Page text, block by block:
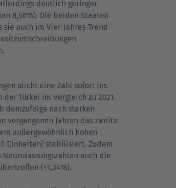
deutlich geringer
8,56%). Die beiden Staaten
auch im Vier-Jahres-Trend
sticht eine Zahl sofort ins
der Türkei im Vergleich zu 2021.
demzufolge nach starken
vergangenen Jahren das zweite
außergewöhnlich hohen
Einheiten) stabilisiert. Zudem
auch die
(+1,34%).